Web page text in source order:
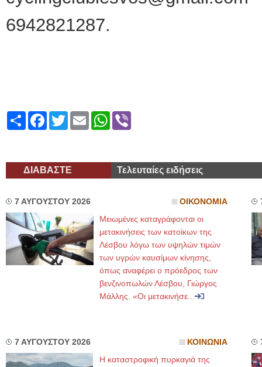
6942821287.
ShareFacebook
TwitterEmailWhatsApp
ΔΙΑΒΑΣΤΕ Τελευταίες ειδήσεις
7 ΑΥΓΟΥΣΤΟΥ 2026 ΟΙΚΟΝΟΜΙΑ
Μειωμένες καταγράφονται οι
μετακινήσεις των κατοίκων της
Λέσβου λόγω των υψηλών τιμών
των υγρών καυσίμων κίνησης,
όπως αναφέρει ο πρόεδρος των
βενζινοπωλών Λέσβου, Γιώργος
Μάλλης. «Οι μετακινήσε...
7 ΑΥΓΟΥΣΤΟΥ 2026 ΚΟΙΝΩΝΙΑ
Η καταστροφική πυρκαγιά της